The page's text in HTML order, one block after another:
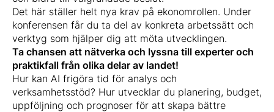
Det här ställer helt nya krav på ekonomrollen. Under
konferensen får du ta del av konkreta arbetssätt och
verktyg som hjälper dig att möta utvecklingen.
Ta chansen att nätverka och lyssna till experter och
praktikfall från olika delar av landet!
Hur kan AI frigöra tid för analys och
verksamhetsstöd? Hur utvecklar du planering, budget,
uppföljning och prognoser för att skapa bättre